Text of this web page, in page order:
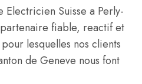
Suisse a Perly-
fiable, reactif et
lesquelles nos clients
de Geneve nous font